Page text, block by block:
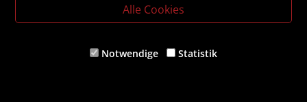
Alle Cookies
Notwendige Statistik